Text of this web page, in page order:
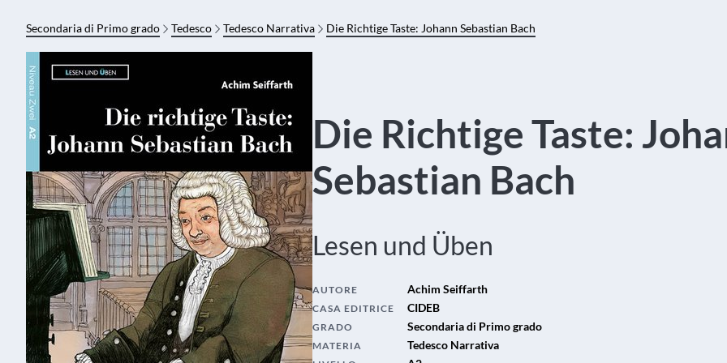
Secondaria di Primo grado Tedesco Tedesco Narrativa Die Richtige Taste: Johann Sebastian Bach
Die Richtige Taste:
Sebastian Bach
Lesen und Üben
AUTORE Achim Seiffarth
CASA EDITRICE CIDEB
GRADO Secondaria di Primo grado
MATERIA Tedesco Narrativa